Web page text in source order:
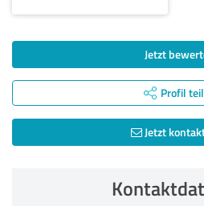
Jetzt
Profil
Jetzt